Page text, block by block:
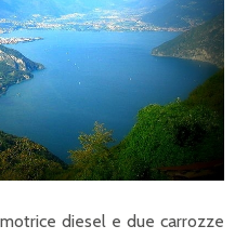
diesel e due carrozze